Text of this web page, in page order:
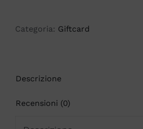
€
Categoria: Giftcard
Descrizione
Recensioni (0)